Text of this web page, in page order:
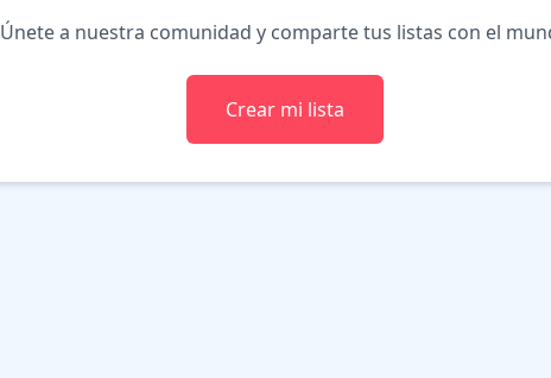
Únete a nuestra comunidad y comparte tus listas con el
Crear mi lista